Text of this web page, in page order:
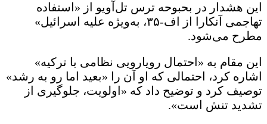
این هشدار در بحبوحه ترس تل‌آویو از «استفاده
تهاجمی آنکارا از اف-۳۵، به‌ویژه علیه اسرائیل»
مطرح می‌شود.
این مقام به «احتمال رویارویی نظامی با ترکیه»
اشاره کرد، احتمالی که او آن را «بعید اما رو به رشد»
توصیف کرد و توضیح داد که «اولویت، جلوگیری از
تشدید تنش است».